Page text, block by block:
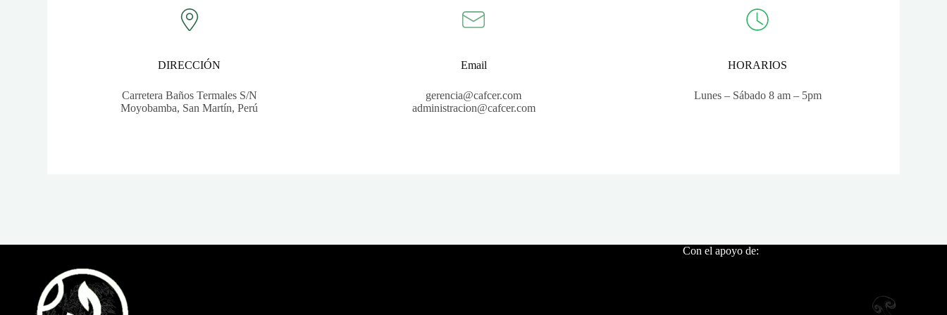
DIRECCIÓN
Carretera Baños Termales S/N
Moyobamba, San Martín, Perú
Email
gerencia@cafcer.com
administracion@cafcer.com
HORARIOS
Lunes – Sábado 8 am – 5pm
Con el apoyo de: